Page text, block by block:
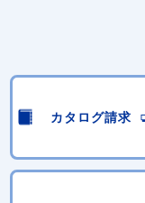
カタログ請求